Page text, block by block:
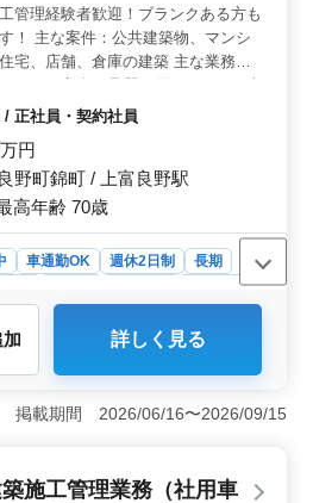
仕事の両立がしやすい職場で
の優待もあり、生活全般のサポ
管理経験者歓迎！ブランクある方も
！ 主な案件：公共建築物、マンシ
宅、店舗、倉庫の建築 主な業務施
（工程、安全、品質、原価）、工程表
現場指導 ＊当社の施工管理の仕事
、 多岐に渡る業務に裁量を持って
るのが大きな魅力です。 ◯空知郡
件が中心です お客様と職人とのパ
満足を一番近くで感じられます。
を通して、物づくりの達成感や技術
正社員・契約社員
万円
野町錦町 / 上富良野駅
高年齢 70歳
車通勤OK 週休2日制
長期
施工管理
管理業務＞ 北海道上富良野町
です。公共建築物や住宅など
は少なめで、社用車通勤も可能
福利厚生＞ 年収は400万円から
詳しく見る
掲載期間 2026/06/16〜2026/09/15
築施工管理業務（社用車